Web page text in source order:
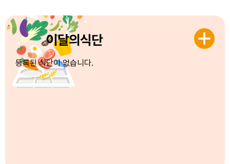
이달의식단
등록된 식단이 없습니다.